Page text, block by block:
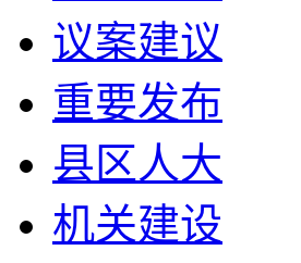
议案建议
重要发布
县区人大
机关建设